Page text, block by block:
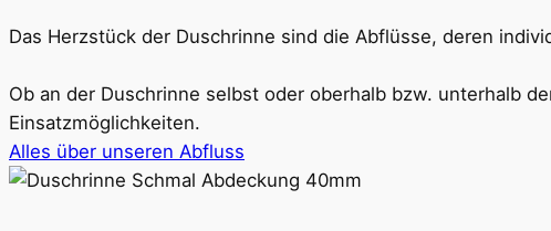
Das Herzstück der Duschrinne sind die Abflüsse, deren
Ob an der Duschrinne selbst oder oberhalb bzw. unterhalb
Einsatzmöglichkeiten.
Alles über unseren Abfluss